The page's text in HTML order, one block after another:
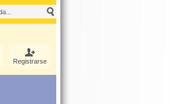
Registrarse